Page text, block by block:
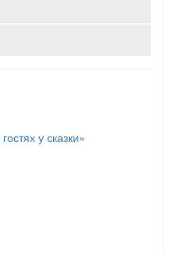
у сказки»